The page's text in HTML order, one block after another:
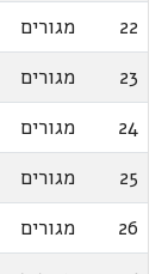
22
מגורים
23
מגורים
24
מגורים
25
מגורים
26
מגורים